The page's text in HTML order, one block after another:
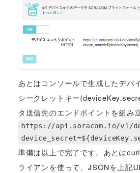
あとはコンソールで生成したデバ
シークレットキー
タ送信先のエンドポイントを組み
https://api.soracom.io/v1/
準備は以上で完了です。あとは
ライアンを使って、JSONを上記